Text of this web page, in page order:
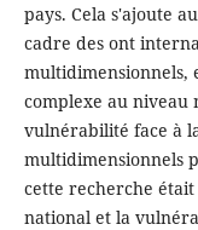
pays. Cela s'ajoute
cadre des ont
multidimensionnels,
complexe au niveau
vulnérabilité face à
multidimensionnels
cette recherche
national et la